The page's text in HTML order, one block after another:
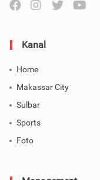
Kanal
Home
Makassar City
Sulbar
Sports
Foto